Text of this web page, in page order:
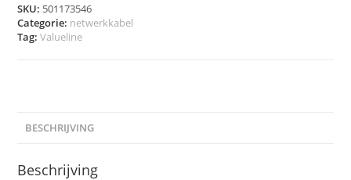
SKU: 501173546
Categorie: netwerkkabel
Tag:Valueline
BESCHRIJVING
Beschrijving